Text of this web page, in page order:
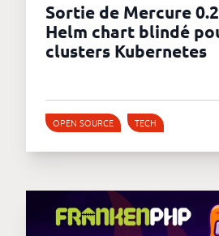
Sortie de Mercure
Helm chart blindé
clusters Kubernetes
OPEN SOURCE TECH